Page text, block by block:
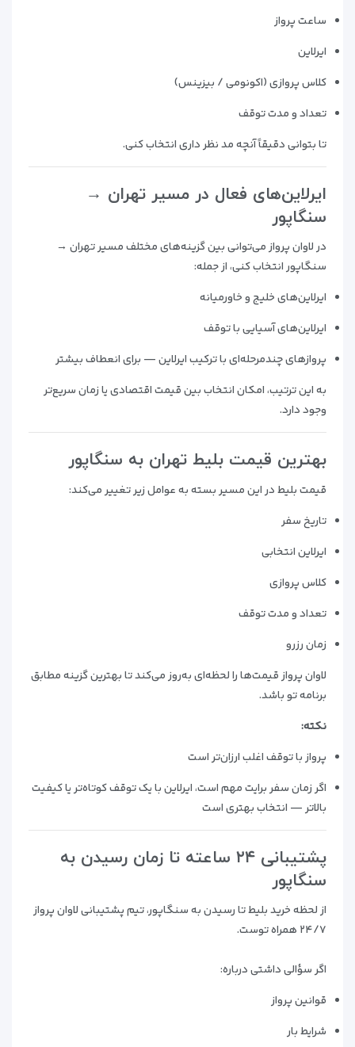
ساعت پرواز
ایرلاین
کلاس پروازی (اکونومی / بیزینس)
تعداد و مدت توقف
تا بتوانی دقیقاً آنچه مد نظر داری انتخاب کنی.
ایرلاین‌های فعال در مسیر تهران →
سنگاپور
در لاوان پرواز می‌توانی بین گزینه‌های مختلف مسیر تهران →
سنگاپور انتخاب کنی، از جمله:
ایرلاین‌های خلیج و خاورمیانه
ایرلاین‌های آسیایی با توقف
پروازهای چندمرحله‌ای با ترکیب ایرلاین — برای انعطاف بیشتر
به این ترتیب، امکان انتخاب بین قیمت اقتصادی یا زمان سریع‌تر
وجود دارد.
بهترین قیمت بلیط تهران به سنگاپور
قیمت بلیط در این مسیر بسته به عوامل زیر تغییر می‌کند:
تاریخ سفر
ایرلاین انتخابی
کلاس پروازی
تعداد و مدت توقف
زمان رزرو
لاوان پرواز قیمت‌ها را لحظه‌ای به‌روز می‌کند تا بهترین گزینه مطابق
برنامه تو باشد.
نکته:
پرواز با توقف اغلب ارزان‌تر است
اگر زمان سفر برایت مهم است، ایرلاین با یک توقف کوتاه‌تر یا کیفیت
بالاتر — انتخاب بهتری است
پشتیبانی ۲۴ ساعته تا زمان رسیدن به
سنگاپور
از لحظه خرید بلیط تا رسیدن به سنگاپور، تیم پشتیبانی لاوان پرواز
۲۴/۷ همراه توست.
اگر سؤالی داشتی درباره:
قوانین پرواز
شرایط بار